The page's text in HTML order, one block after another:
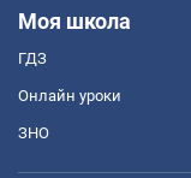
Моя школа
ГДЗ
Онлайн уроки
ЗНО